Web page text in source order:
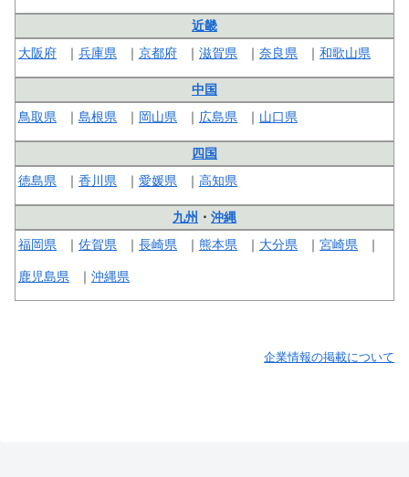
近畿
大阪府
兵庫県 京都府 滋賀県 奈良県 和歌山県
中国
鳥取県
島根県 岡山県 広島県 山口県
四国
徳島県
香川県 愛媛県 高知県
九州 ・ 沖縄
福岡県
佐賀県 長崎県 熊本県 大分県 宮崎県
鹿児島県 沖縄県
企業情報の掲載について